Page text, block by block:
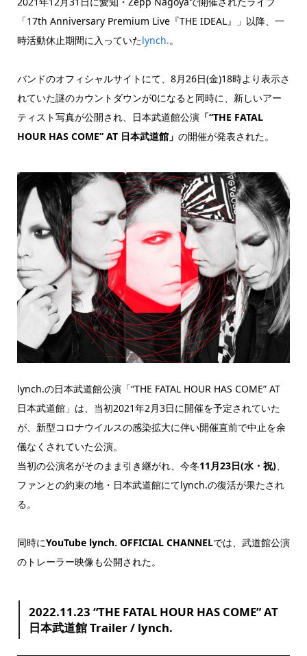
「17th Anniversary Premium Live『THE IDEAL』」以降、一
時活動休止期間に入っていたlynch.。
バンドのオフィシャルサイトにて、8月26日(金)18時より表示さ
れていた謎のカウントダウンが0になると同時に、新しいアー
ティスト写真が公開され、日本武道館公演「“THE FATAL
HOUR HAS COME” AT 日本武道館」 の開催が発表された。
lynch.の日本武道館公演「“THE FATAL HOUR HAS COME” AT
日本武道館」は、当初2021年2月3日に開催を予定されていた
が、新型コロナウイルスの感染拡大に伴い開催直前で中止を余
儀なくされていた公演。
当初の公演名がそのまま引き継がれ、今冬11月23日(水・祝)、
ファンとの約束の地・日本武道館にてlynch.の復活が果たされ
る。
同時にYouTube lynch. OFFICIAL CHANNELでは、武道館公演
のトレーラー映像も公開された。
2022.11.23 “THE FATAL HOUR HAS COME” AT
日本武道館 Trailer / lynch.